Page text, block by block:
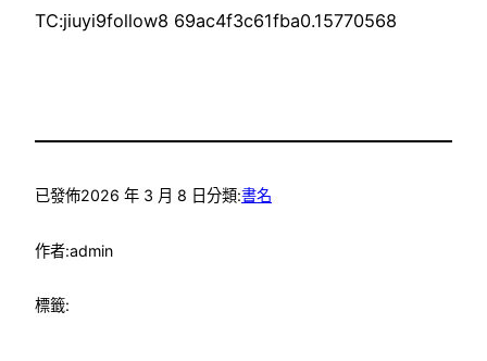
TC:jiuyi9follow8 69ac4f3c61fba0.15770568
已發佈2026 年 3 月 8 日分類:書名
作者:admin
標籤: